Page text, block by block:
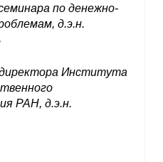
по денежно-
д.э.н.
Института
РАН, д.э.н.